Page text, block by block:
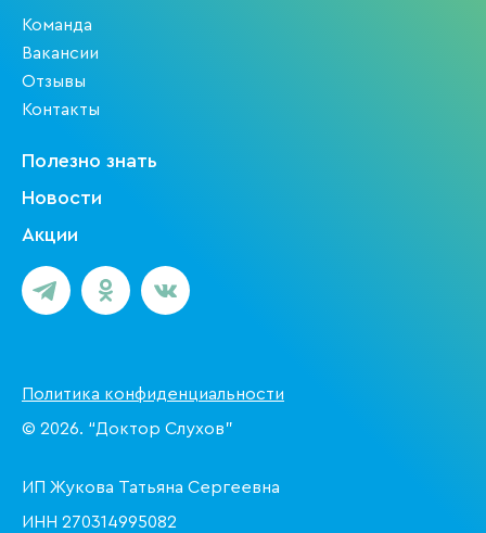
Команда
Вакансии
Отзывы
Контакты
Полезно знать
Новости
Акции
Политика конфиденциальности
© 2026. “Доктор Слухов”
ИП Жукова Татьяна Сергеевна
ИНН 270314995082